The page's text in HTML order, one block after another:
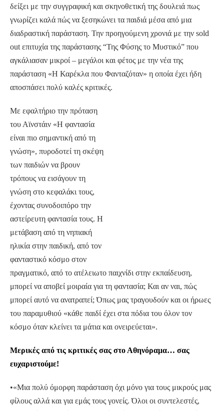
δείξει με την συγγραφική και σκηνοθετική της δουλειά πως
γνωρίζει καλά πώς να ξεσηκώνει τα παιδιά μέσα από μια
διαδραστική παράσταση. Την προηγούμενη χρονιά με την sold
out επιτυχία της παράστασης “Της Φύσης το Μυστικό” που
αγκάλιασαν μικροί – μεγάλοι και φέτος με την νέα της
παράσταση «Η Καρέκλα που Φανταζόταν» η οποία έχει ήδη
αποσπάσει πολύ καλές κριτικές.
Με εφαλτήριο την πρόταση
του Αϊνστάιν «Η φαντασία
είναι πιο σημαντική από τη
γνώση», πυροδοτεί τη σκέψη
των παιδιών να βρουν
τρόπους να εισάγουν τη
γνώση στο κεφαλάκι τους,
έχοντας συνοδοιπόρο την
αστείρευτη φαντασία τους. Η
μετάβαση από τη νηπιακή
ηλικία στην παιδική, από τον
φανταστικό κόσμο στον
πραγματικό, από το ατέλειωτο παιχνίδι στην εκπαίδευση,
μπορεί να αποβεί μοιραία για τη φαντασία; Και αν ναι, πώς
μπορεί αυτό να ανατραπεί; Όπως μας τραγουδούν και οι ήρωες
του παραμυθιού «κάθε παιδί έχει στα πόδια του όλον τον
κόσμο όταν κλείνει τα μάτια και ονειρεύεται».
Μερικές από τις κριτικές σας στο Αθηνόραμα… σας
ευχαριστούμε!
•«Μια πολύ όμορφη παράσταση όχι μόνο για τους μικρούς μας
φίλους αλλά και για εμάς τους γονείς. Όλοι οι συντελεστές,